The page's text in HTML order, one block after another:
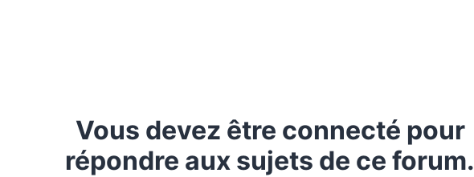
Vous devez être connecté pour
répondre aux sujets de ce forum.